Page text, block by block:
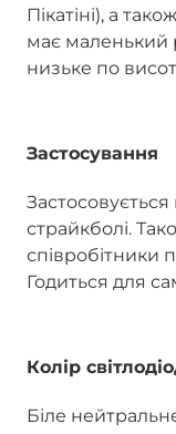
Пікатіні), а
має маленький
низьке по
Застосування
страйкболі.
співробітники
Годиться для
Колір
Біле